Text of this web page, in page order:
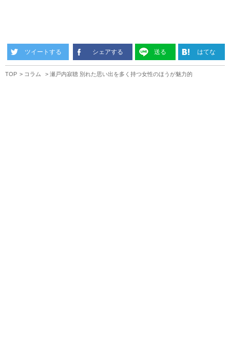
ツイートする シェアする 送る はてな
TOP コラム 瀬戸内寂聴 別れた思い出を多く持つ女性のほうが魅力的